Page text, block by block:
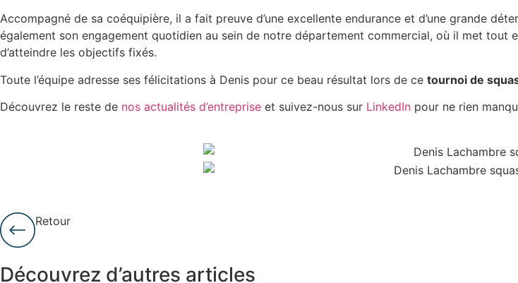
Accompagné de sa coéquipière, il a fait preuve d’une excellente endurance et d’une grande
également son engagement quotidien au sein de notre département commercial, où il met
d’atteindre les objectifs fixés.
Toute l’équipe adresse ses félicitations à Denis pour ce beau résultat lors de ce tournoi de
Découvrez le reste de nos actualités d’entreprise et suivez-nous sur LinkedIn pour ne rien
Retour
Découvrez d’autres articles